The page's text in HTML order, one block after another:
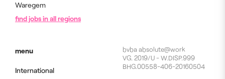
menu
International
Waregem
find jobs in all regions
bvba absolute@work
VG. 2019/U - W.DISP.999
BHG.00558-406-20160504